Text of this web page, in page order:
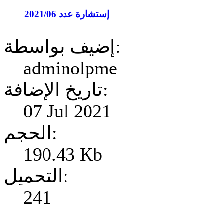
إستشارة عدد 2021/06
إضيف بواسطة:
adminolpme
تاريخ الإضافة:
07 Jul 2021
الحجم:
190.43 Kb
التحميل:
241